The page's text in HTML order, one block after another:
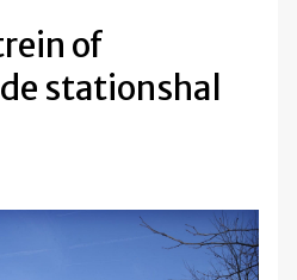
of
stationshal